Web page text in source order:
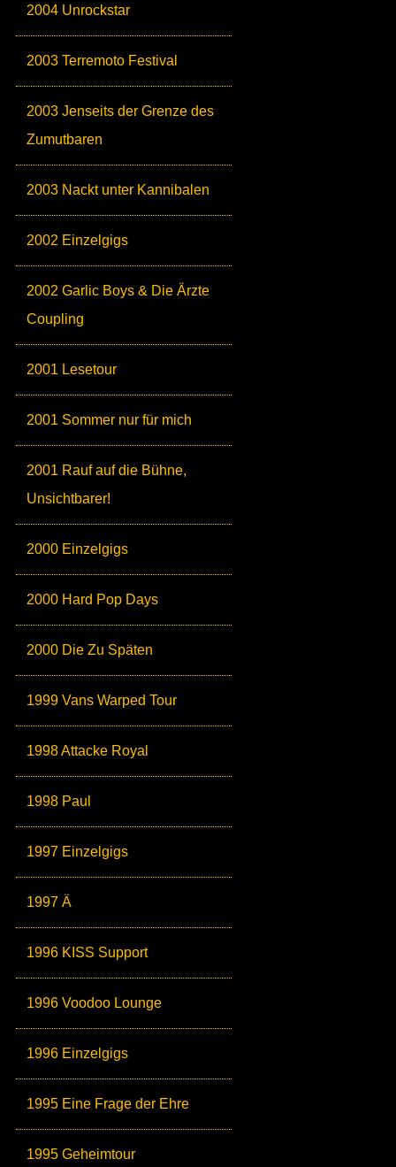
2004 Unrockstar
2003 Terremoto Festival
2003 Jenseits der Grenze des
Zumutbaren
2003 Nackt unter Kannibalen
2002 Einzelgigs
2002 Garlic Boys & Die Ärzte
Coupling
2001 Lesetour
2001 Sommer nur für mich
2001 Rauf auf die Bühne,
Unsichtbarer!
2000 Einzelgigs
2000 Hard Pop Days
2000 Die Zu Späten
1999 Vans Warped Tour
1998 Attacke Royal
1998 Paul
1997 Einzelgigs
1997 Ä
1996 KISS Support
1996 Voodoo Lounge
1996 Einzelgigs
1995 Eine Frage der Ehre
1995 Geheimtour